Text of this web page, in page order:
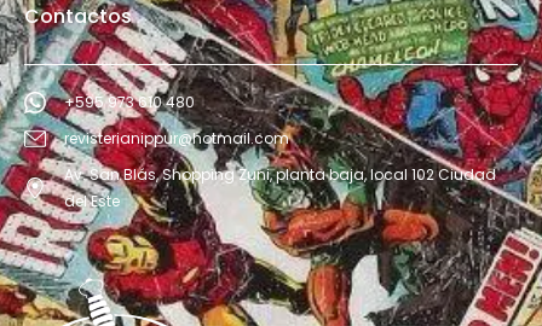
Contactos
+595 973 610 480
revisterianippur@hotmail.com
Av. San Blás, Shopping Zuni, planta baja, local 102 Ciudad
del Este